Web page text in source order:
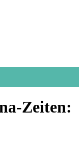
Zeiten: